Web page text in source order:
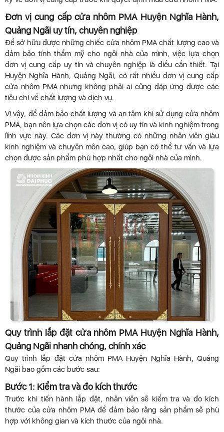
Đơn vị cung cấp cửa nhôm PMA Huyện Nghĩa Hành,
Quảng Ngãi uy tín, chuyên nghiệp
Để sở hữu được những chiếc cửa nhôm PMA chất lượng cao và
đảm bảo tính thẩm mỹ cho ngôi nhà của mình, việc lựa chọn
đơn vị cung cấp uy tín và chuyên nghiệp là điều cần thiết. Tại
Huyện Nghĩa Hành, Quảng Ngãi, có rất nhiều đơn vị cung cấp
cửa nhôm PMA nhưng không phải ai cũng đáp ứng được các
tiêu chí về chất lượng và dịch vụ.
Vì vậy, để đảm bảo chất lượng và an tâm khi sử dụng cửa nhôm
PMA, bạn nên lựa chọn các đơn vị có uy tín và kinh nghiệm trong
lĩnh vực này. Các đơn vị này thường có những nhân viên giàu
kinh nghiệm và chuyên môn cao, giúp bạn có thể tư vấn và lựa
chọn được sản phẩm phù hợp nhất cho ngôi nhà của mình.
Quy trình lắp đặt cửa nhôm PMA Huyện Nghĩa Hành,
Quảng Ngãi nhanh chóng, chính xác
Quy trình lắp đặt cửa nhôm PMA Huyện Nghĩa Hành, Quảng
Ngãi bao gồm các bước sau:
Bước 1: Kiểm tra và đo kích thước
Trước khi tiến hành lắp đặt, nhân viên sẽ kiểm tra và đo kích
thước của cửa nhôm PMA để đảm bảo rằng sản phẩm sẽ phù
hợp với không gian và kích thước của ngôi nhà.